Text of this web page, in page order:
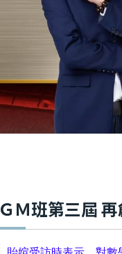
ＧＭ班第三屆